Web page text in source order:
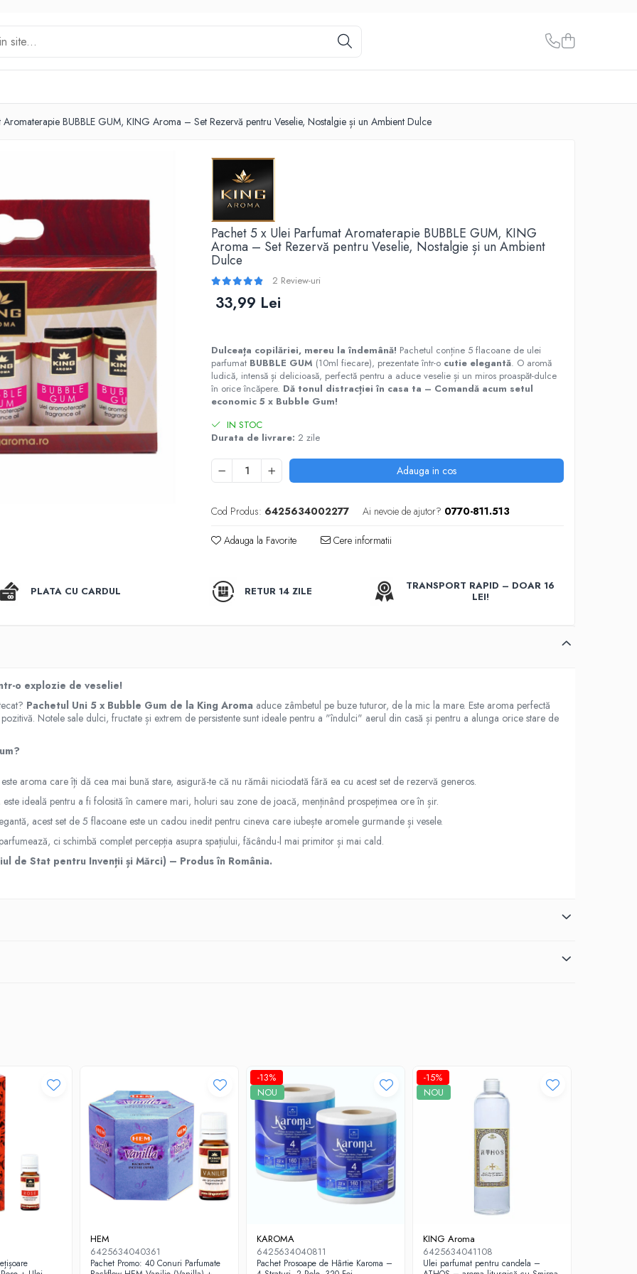
BUBBLE GUM, KING Aroma – Set Rezervă pentru Veselie, Nostalgie și un Ambient Dulce
Pachet 5 x Ulei Parfumat Aromaterapie BUBBLE GUM, KING
Aroma – Set Rezervă pentru Veselie, Nostalgie și un Ambient
Dulce
2 Review-uri
33,99 Lei
Dulceața copilăriei, mereu la îndemână! Pachetul conține 5 flacoane de ulei
parfumat BUBBLE GUM (10ml fiecare), prezentate într-o cutie elegantă. O aromă
ludică, intensă și delicioasă, perfectă pentru a aduce veselie și un miros proaspăt-dulce
în orice încăpere. Dă tonul distracției în casa ta – Comandă acum setul
economic 5 x Bubble Gum!
IN STOC
Durata de livrare: 2 zile
Adauga in cos
Cod Produs: 6425634002277 Ai nevoie de ajutor? 0770-811.513
Adauga la Favorite Cere informatii
PLATA CU CARDUL RETUR 14 ZILE
TRANSPORT RAPID – DOAR 16
LEI!
o explozie de veselie!
Pachetul Uni 5 x Bubble Gum de la King Aroma aduce zâmbetul pe buze tuturor, de la mic la mare. Este aroma perfectă
Notele sale dulci, fructate și extrem de persistente sunt ideale pentru a "îndulci" aerul din casă și pentru a alunga orice stare de
aroma care îți dă cea mai bună stare, asigură-te că nu rămâi niciodată fără ea cu acest set de rezervă generos.
ideală pentru a fi folosită în camere mari, holuri sau zone de joacă, menținând prospețimea ore în șir.
acest set de 5 flacoane este un cadou inedit pentru cineva care iubește aromele gurmande și vesele.
ci schimbă complet percepția asupra spațiului, făcându-l mai primitor și mai cald.
de Stat pentru Invenții și Mărci) – Produs în România.
HEM
6425634040361
Pachet Promo: 40 Conuri Parfumate
-13%
NOU
KAROMA
6425634040811
Pachet Prosoape de Hârtie Karoma –
-15%
NOU
KING Aroma
6425634041108
Ulei parfumat pentru candela –